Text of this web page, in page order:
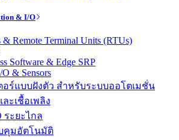
& I/O
& Remote Terminal Units (RTUs)
Software & Edge SRP
O & Sensors
อร์แบบฝังตัว สำหรับระบบออโตเมชั่น
ะเชื้อเพลิง
ระยะไกล
คุมอัตโนมัติ